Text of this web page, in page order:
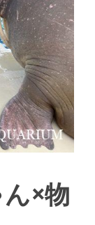
×物